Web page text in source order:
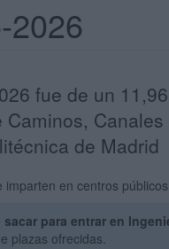
2026
fue de un
de Madrid
en centros
para entrar en
plazas ofrecidas.